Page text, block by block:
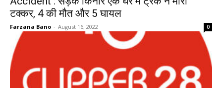
टक्कर, 4 की मौत और 5 घायल
Farzana Bano - August 16, 2022 0